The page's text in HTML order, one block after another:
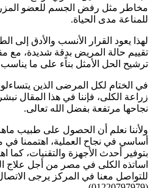
مخاطر مثل رفض الجسم للعضو
للمناعة مدى الحياة.
لهذا يعود القرار الأنسب والأدق إلى
تقييم حالة المريض بدقة شديدة، مع
ترشيح الحل الأمثل بناًء على ما
في الختام لكل المرضى الذين
زراعة الكلى، فإننا في هذا المقال
نجاحها مرتفعة بفضل الله تعالى.
ولأننا نعلم أن الحصول على طبيب
أساسي في نجاح العملية، اهتممنا في
بتوفير أحدث الأجهزة والتقنيات،
اساتذه الكلى في مصر من أجل
للتواصل معنا في المركز يرجى